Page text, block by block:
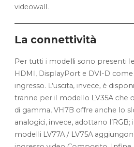
videowall.
La connettività
Per tutti i modelli sono presenti
HDMI, DisplayPort e DVI-D
ingresso. L’uscita, invece, è
tranne per il modello LV35A che
di gamma, VH7B offre anche lo
analogici, invece, adottano l’RGB;
modelli LV77A / LV75A